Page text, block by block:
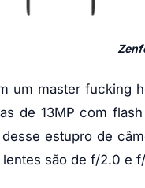
um master fucking
de 13MP com
estupro de
são de f/2.0 e